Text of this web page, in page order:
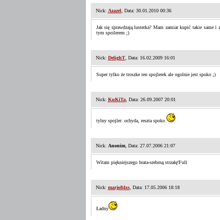
Nick: Azazel, Data: 30.01.2010 00:36
Jak się sprawdzają lusterka? Mam zamiar kupić takie same i
tym spoilerem ;)
Nick: DelighT, Data: 16.02.2009 16:01
Super tylko że troszke ten spojlerek ale ogolnie jest spoko ;)
Nick: KuKiTa, Data: 26.09.2007 20:01
tylny spojler: ochyda, reszta spoko
Nick: Anonim, Data: 27.07.2006 21:07
Witam piękniejszego brata-srebrną strzałę!Full
Nick: marjo84xs, Data: 17.05.2006 18:18
Ładny